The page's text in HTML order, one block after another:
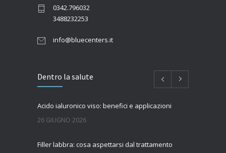
0342.796032
3488232253
info@bluecenters.it
Dentro la salute
Acido ialuronico viso: benefici e applicazioni
26 GIUGNO 2026
Filler labbra: cosa aspettarsi dal trattamento